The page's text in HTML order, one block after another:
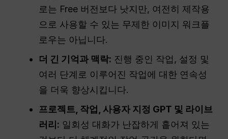
로는 Free 버전보다 낫지만, 여전히 제작용
으로 사용할 수 있는 무제한 이미지 워크플
로우는 아닙니다.
더 긴 기억과 맥락: 진행 중인 작업, 설정 및
여러 단계로 이루어진 작업에 대한 연속성
을 더욱 향상시킵니다.
프로젝트, 작업, 사용자 지정 GPT 및 라이브
러리: 일회성 대화가 난잡하게 흩어져 있는